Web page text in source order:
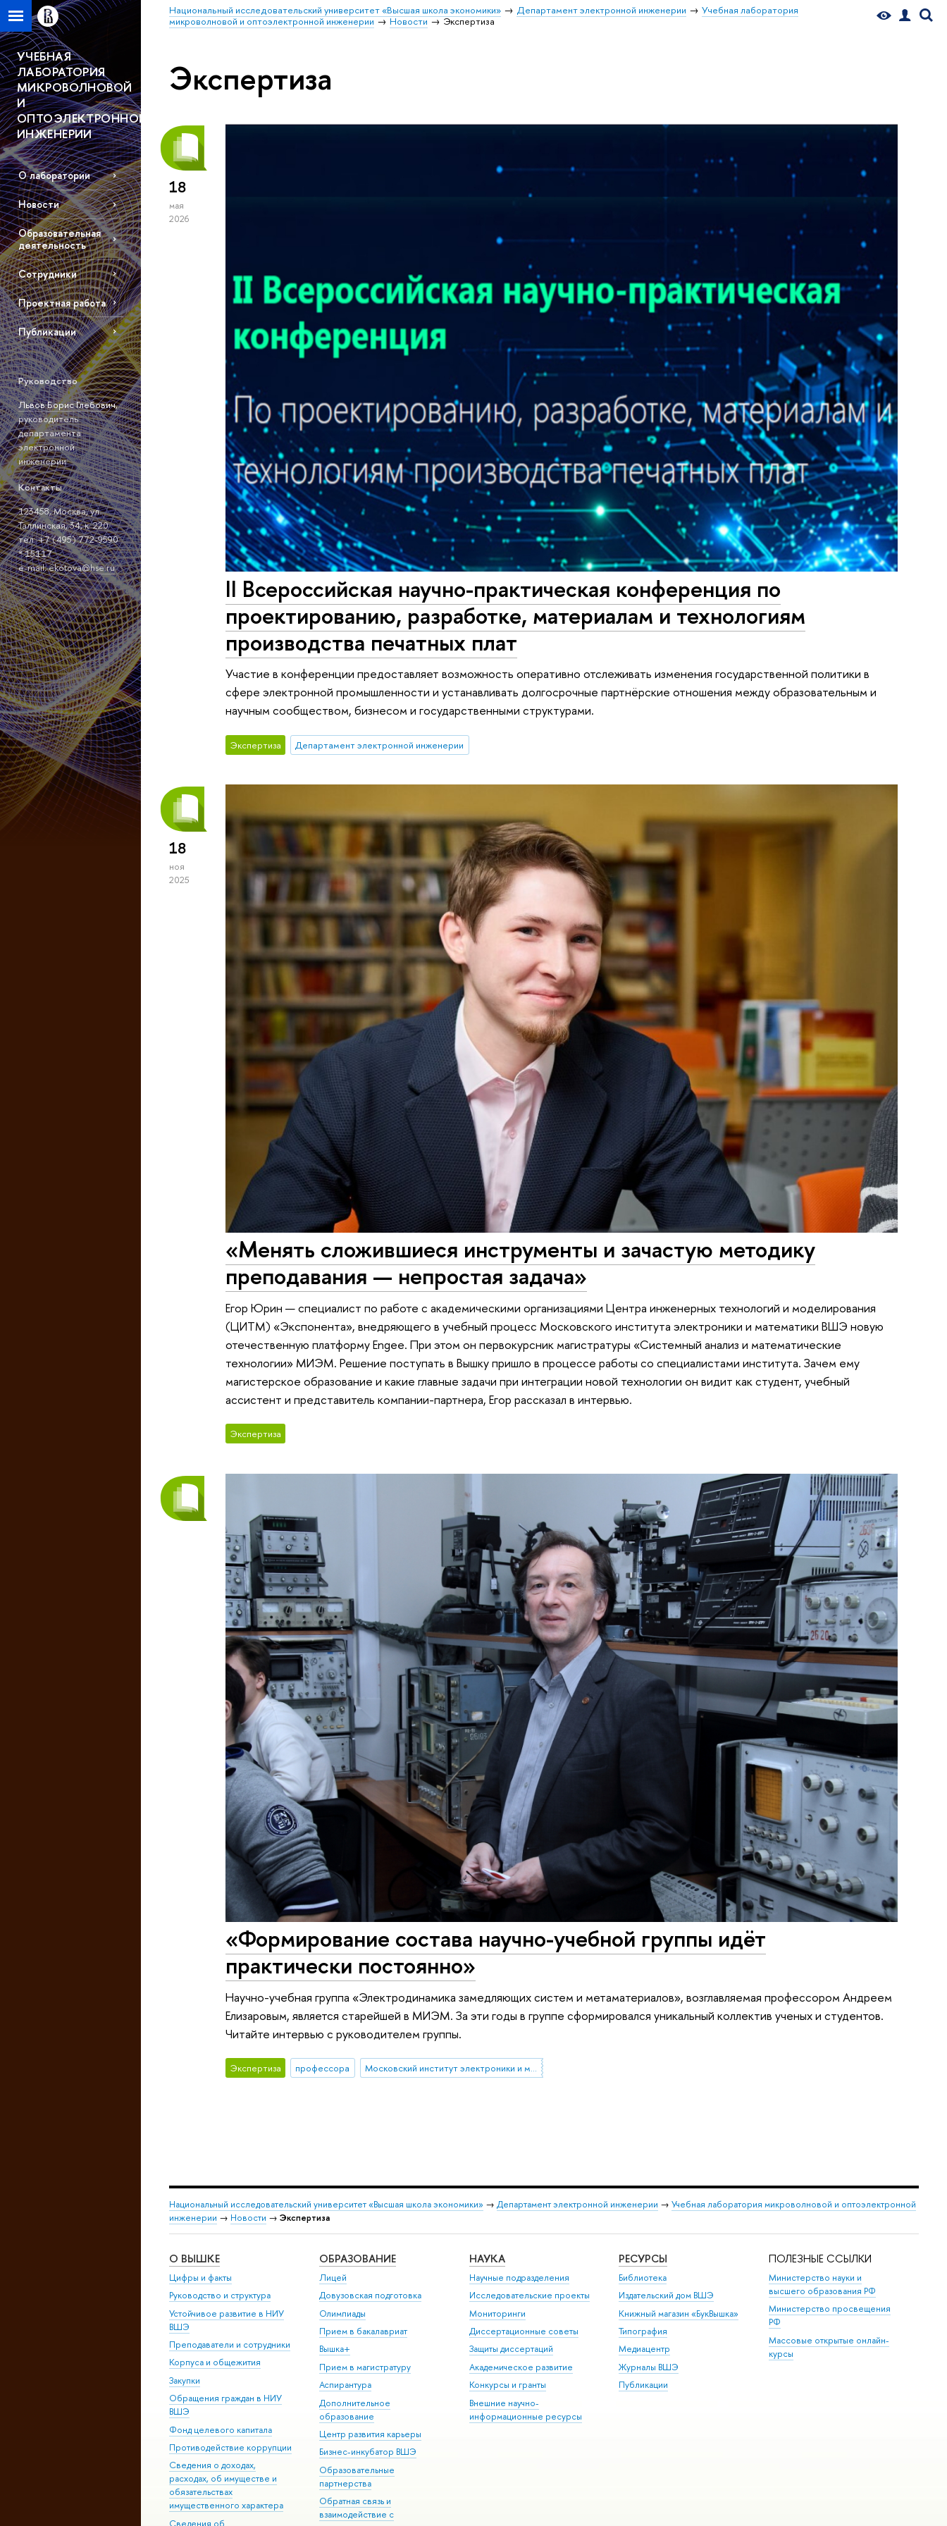
Национальный исследовательский университет «Высшая школа экономики» Департамент электронной инженерии
Учебная лаборатория
микроволновой и оптоэлектронной инженерии
Новости Экспертиза
УЧЕБНАЯ
ЛАБОРАТОРИЯ
МИКРОВОЛНОВОЙ
И
ОПТОЭЛЕКТРОННОЙ
ИНЖЕНЕРИИ
О лаборатории
Новости
Образовательная
деятельность
Сотрудники
Проектная работа
Публикации
Руководство
Львов Борис Глебович,
руководитель
департамента
электронной
инженерии
Контакты
123458, Москва, ул.
Таллинская, 34, к. 220
тел: +7 (495) 772-9590
* 15117
е-mail:ekotova@hse.ru
Экспертиза
18
мая
2026
II Bсероссийская научно-практическая конференция по
проектированию, разработке, материалам и технологиям
производства печатных плат
Участие в конференции предоставляет возможность оперативно отслеживать изменения государственной политики в
сфере электронной промышленности и устанавливать долгосрочные партнëрские отношения между образовательным и
научным сообществом, бизнесом и государственными структурами.
Экспертиза Департамент электронной инженерии
18
ноя
2025
«Менять сложившиеся инструменты и зачастую методику
преподавания — непростая задача»
Егор Юрин — специалист по работе с академическими организациями Центра инженерных технологий и моделирования
(ЦИТМ) «Экспонента», внедряющего в учебный процесс Московского института электроники и математики ВШЭ новую
отечественную платформу Engee. При этом он первокурсник магистратуры «Системный анализ и математические
технологии» МИЭМ. Решение поступать в Вышку пришло в процессе работы со специалистами института. Зачем ему
магистерское образование и какие главные задачи при интеграции новой технологии он видит как студент, учебный
ассистент и представитель компании-партнера, Егор рассказал в интервью.
Экспертиза
«Формирование состава научно-учебной группы идёт
практически постоянно»
Научно-учебная группа «Электродинамика замедляющих систем и метаматериалов», возглавляемая профессором Андреем
Елизаровым, является старейшей в МИЭМ. За эти годы в группе сформировался уникальный коллектив ученых и студентов.
Читайте интервью с руководителем группы.
Экспертиза профессора Московский институт электроники и математики им. А.Н. Тихонова
Национальный исследовательский университет «Высшая школа экономики» → Департамент электронной инженерии → Учебная лаборатория микроволновой и оптоэлектронной
инженерии → Новости → Экспертиза
О ВЫШКЕ
Цифры и факты
Руководство и структура
Устойчивое развитие в НИУ
ВШЭ
Преподаватели и сотрудники
Корпуса и общежития
Закупки
Обращения граждан в НИУ
ВШЭ
Фонд целевого капитала
Противодействие коррупции
Сведения о доходах,
расходах, об имуществе и
обязательствах
имущественного характера
Сведения об
ОБРАЗОВАНИЕ
Лицей
Довузовская подготовка
Олимпиады
Прием в бакалавриат
Вышка+
Прием в магистратуру
Аспирантура
Дополнительное
образование
Центр развития карьеры
Бизнес-инкубатор ВШЭ
Образовательные
партнерства
Обратная связь и
взаимодействие с
НАУКА
Научные подразделения
Исследовательские проекты
Мониторинги
Диссертационные советы
Защиты диссертаций
Академическое развитие
Конкурсы и гранты
Внешние научно-
информационные ресурсы
РЕСУРСЫ
Библиотека
Издательский дом ВШЭ
Книжный магазин «БукВышка»
Типография
Медиацентр
Журналы ВШЭ
Публикации
ПОЛЕЗНЫЕ ССЫЛКИ
Министерство науки и
высшего образования РФ
Министерство просвещения
РФ
Массовые открытые онлайн-
курсы